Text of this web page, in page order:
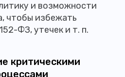
и возможности
чтобы избежать
ФЗ, утечек и т. п.
критическими